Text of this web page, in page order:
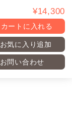
¥14,300
カートに入れる
お気に入り追加
お問い合わせ